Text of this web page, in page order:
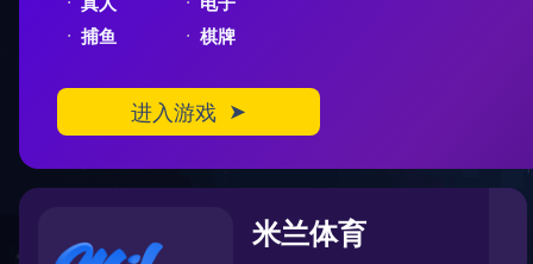
404
您在访问另一个平行宇宙中的页面
对不起，您要访问的页面可能跑到了另一个平行宇